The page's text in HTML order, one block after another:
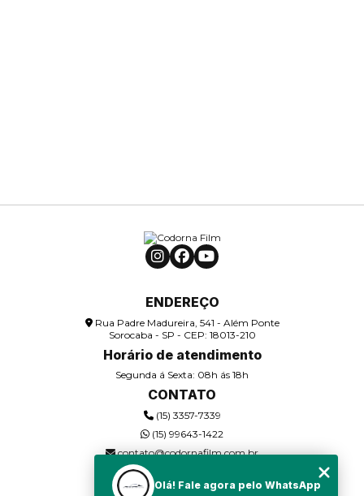
ENDEREÇO
Rua Padre Madureira, 541 - Além Ponte
Sorocaba - SP - CEP: 18013-210
Horário de atendimento
Segunda á Sexta: 08h ás 18h
CONTATO
(15) 3357-7339
(15) 99643-1422
contato@codornafilm.com.br
Olá! Fale agora pelo WhatsApp